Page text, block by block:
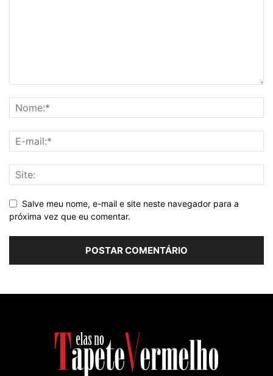
Salve meu nome, e-mail e site neste navegador para a
próxima vez que eu comentar.